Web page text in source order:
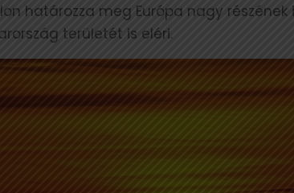
határozza meg Európa nagy
területét is eléri.